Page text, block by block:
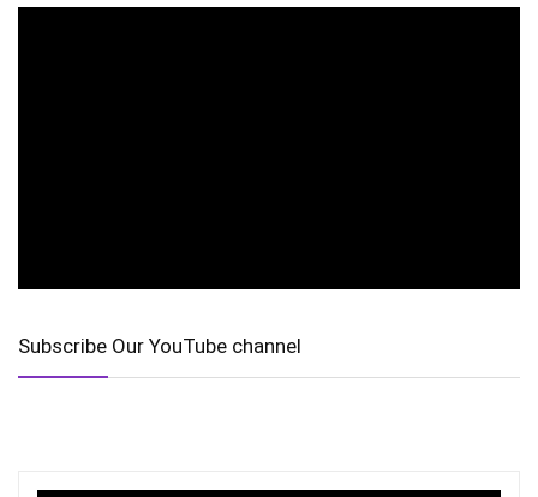
Subscribe Our YouTube channel